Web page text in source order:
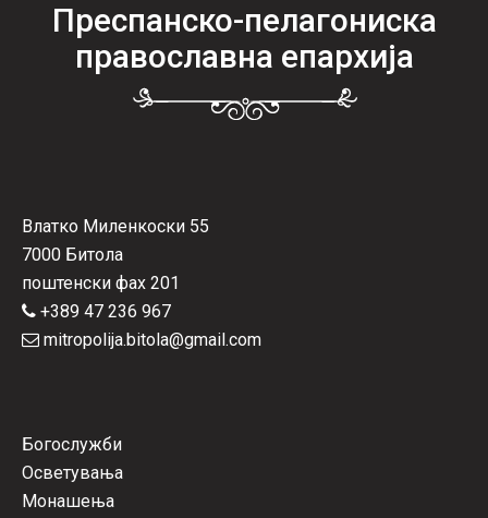
Преспанско-пелагониска
православна епархија
Влатко Миленкоски 55
7000 Битола
поштенски фах 201
+389 47 236 967
mitropolija.bitola@gmail.com
Богослужби
Осветувања
Монашења